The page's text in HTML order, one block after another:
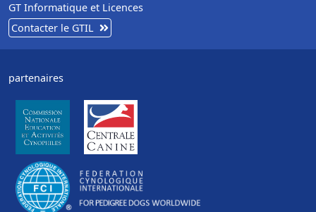
GT Informatique et Licences
Contacter le GTIL
partenaires